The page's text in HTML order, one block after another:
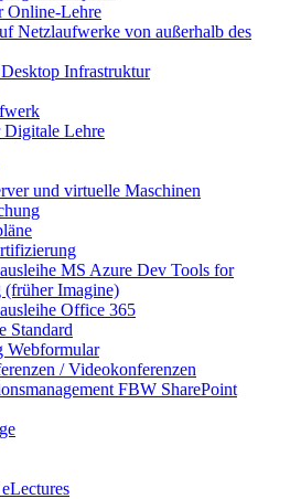
Online-Lehre
Netzlaufwerke von außerhalb des
Infrastruktur
Digitale Lehre
und virtuelle Maschinen
MS Azure Dev Tools for
(früher Imagine)
Office 365
Standard
Webformular
/ Videokonferenzen
FBW SharePoint